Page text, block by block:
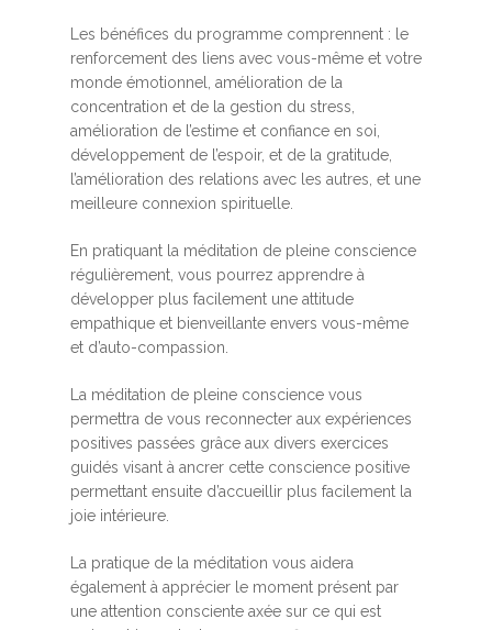
Les bénéfices du programme comprennent : le
renforcement des liens avec vous-même et votre
monde émotionnel, amélioration de la
concentration et de la gestion du stress,
amélioration de l’estime et confiance en soi,
développement de l’espoir, et de la gratitude,
l’amélioration des relations avec les autres, et une
meilleure connexion spirituelle.
En pratiquant la méditation de pleine conscience
régulièrement, vous pourrez apprendre à
développer plus facilement une attitude
empathique et bienveillante envers vous-même
et d’auto-compassion.
La méditation de pleine conscience vous
permettra de vous reconnecter aux expériences
positives passées grâce aux divers exercices
guidés visant à ancrer cette conscience positive
permettant ensuite d’accueillir plus facilement la
joie intérieure.
La pratique de la méditation vous aidera
également à apprécier le moment présent par
une attention consciente axée sur ce qui est